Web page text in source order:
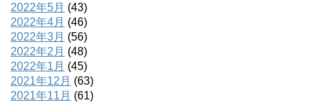
2022年5月 (43)
2022年4月 (46)
2022年3月 (56)
2022年2月 (48)
2022年1月 (45)
2021年12月 (63)
2021年11月 (61)